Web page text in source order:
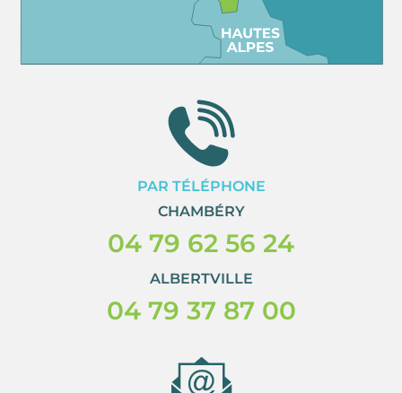
PAR TÉLÉPHONE
CHAMBÉRY
04 79 62 56 24
ALBERTVILLE
04 79 37 87 00